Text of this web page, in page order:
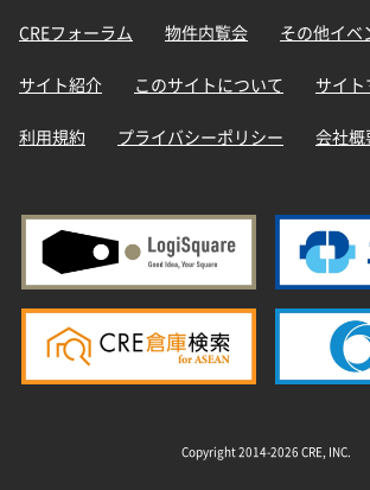
CREフォーラム 物件内覧会 その他イベ
サイト紹介 このサイトについて サイ
利用規約 プライバシーポリシー 会社概
Copyright 2014-2026 CRE, INC.